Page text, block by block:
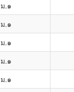
ม.๑
ม.๑
ม.๑
ม.๑
ม.๑